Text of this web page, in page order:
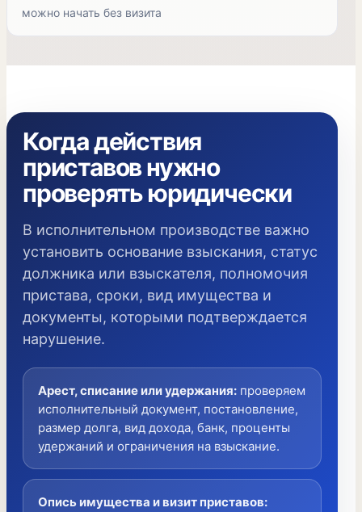
можно начать без визита
Когда действия
приставов нужно
проверять юридически
В исполнительном производстве важно
установить основание взыскания, статус
должника или взыскателя, полномочия
пристава, сроки, вид имущества и
документы, которыми подтверждается
нарушение.
Арест, списание или удержания: проверяем
исполнительный документ, постановление,
размер долга, вид дохода, банк, проценты
удержаний и ограничения на взыскание.
Опись имущества и визит приставов: